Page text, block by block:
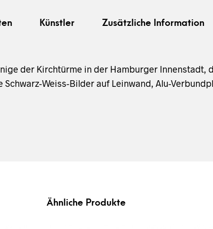
Künstler Zusätzliche Information
der Kirchtürme in der Hamburger Innenstadt,
Weiss-Bilder auf Leinwand, Alu-
Ähnliche Produkte